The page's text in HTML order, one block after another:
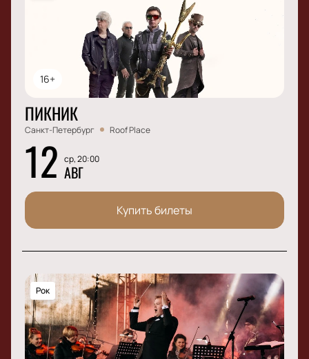
16+
ПИКНИК
Санкт-Петербург Roof Place
12 ср, 20:00
АВГ
Купить билеты
Рок